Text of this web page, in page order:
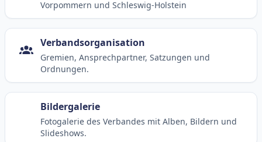
Vorpommern und Schleswig-Holstein
Verbandsorganisation
Gremien, Ansprechpartner, Satzungen und
Ordnungen.
Bildergalerie
Fotogalerie des Verbandes mit Alben, Bildern und
Slideshows.